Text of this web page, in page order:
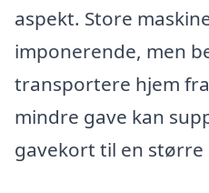
aspekt. Store
imponerende, men
transportere hjem
mindre gave kan
gavekort til en større